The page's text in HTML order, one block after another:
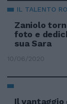
IL TALENTO
Zaniolo
foto e
sua Sara
10/06/2020
Il vantaggio